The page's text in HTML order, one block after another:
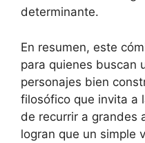
determinante.
En resumen, este
para quienes buscan
personajes bien
filosófico que invita a
de recurrir a grandes
logran que un simple